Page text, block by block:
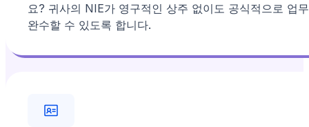
요? 귀사의 NIE가 영구적인 상주 없이도 공식적으로 업
완수할 수 있도록 합니다.